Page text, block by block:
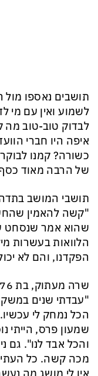
תושבים נאספו
לשמוע ואין עם מי
לבדוק טוב-טוב מה
איפה היו חברי
כשורה? קמנו
של הרבה מאוד
תושבי המושב
"קשה להאמין
שהוא אמר שנסחט
הלוואות בעשרות
הפקדנו, והם לא
"עבדתי שנים
הכל נמחק לי
שמעון פרס, הייתי
מכה קשה. כל